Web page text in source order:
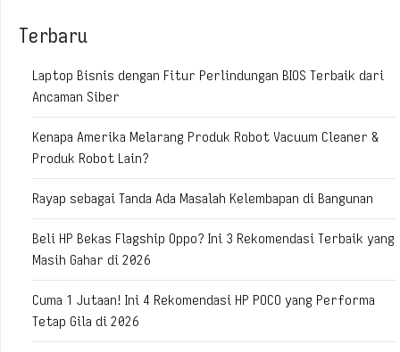
Terbaru
Laptop Bisnis dengan Fitur Perlindungan BIOS Terbaik dari
Ancaman Siber
Kenapa Amerika Melarang Produk Robot Vacuum Cleaner &
Produk Robot Lain?
Rayap sebagai Tanda Ada Masalah Kelembapan di Bangunan
Beli HP Bekas Flagship Oppo? Ini 3 Rekomendasi Terbaik yang
Masih Gahar di 2026
Cuma 1 Jutaan! Ini 4 Rekomendasi HP POCO yang Performa
Tetap Gila di 2026